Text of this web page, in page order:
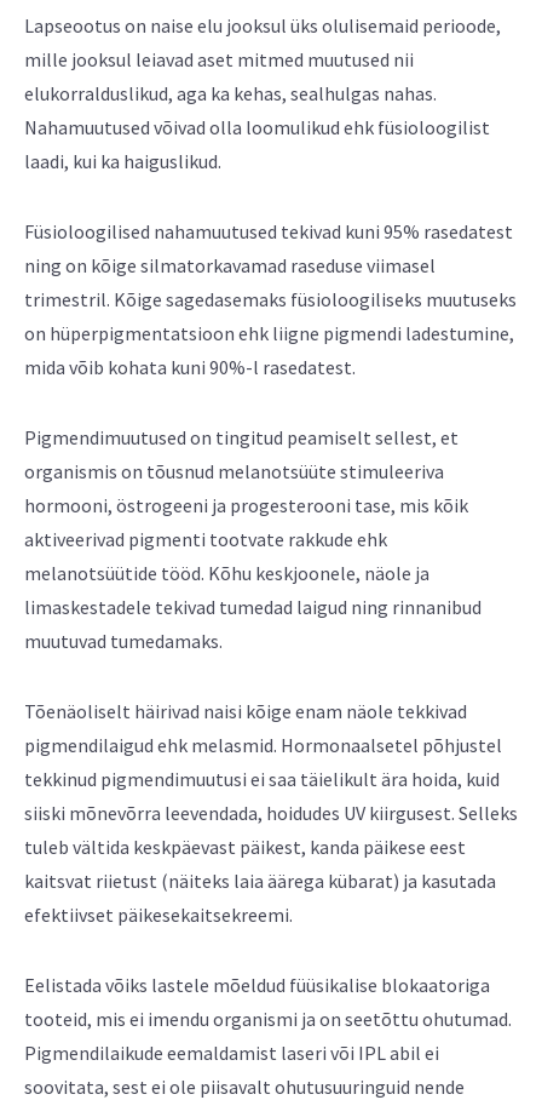
Lapseootus on naise elu jooksul üks olulisemaid perioode,
mille jooksul leiavad aset mitmed muutused nii
elukorralduslikud, aga ka kehas, sealhulgas nahas.
Nahamuutused võivad olla loomulikud ehk füsioloogilist
laadi, kui ka haiguslikud.
Füsioloogilised nahamuutused tekivad kuni 95% rasedatest
ning on kõige silmatorkavamad raseduse viimasel
trimestril. Kõige sagedasemaks füsioloogiliseks muutuseks
on hüperpigmentatsioon ehk liigne pigmendi ladestumine,
mida võib kohata kuni 90%-l rasedatest.
Pigmendimuutused on tingitud peamiselt sellest, et
organismis on tõusnud melanotsüüte stimuleeriva
hormooni, östrogeeni ja progesterooni tase, mis kõik
aktiveerivad pigmenti tootvate rakkude ehk
melanotsüütide tööd. Kõhu keskjoonele, näole ja
limaskestadele tekivad tumedad laigud ning rinnanibud
muutuvad tumedamaks.
Tõenäoliselt häirivad naisi kõige enam näole tekkivad
pigmendilaigud ehk melasmid. Hormonaalsetel põhjustel
tekkinud pigmendimuutusi ei saa täielikult ära hoida, kuid
siiski mõnevõrra leevendada, hoidudes UV kiirgusest. Selleks
tuleb vältida keskpäevast päikest, kanda päikese eest
kaitsvat riietust (näiteks laia äärega kübarat) ja kasutada
efektiivset päikesekaitsekreemi.
Eelistada võiks lastele mõeldud füüsikalise blokaatoriga
tooteid, mis ei imendu organismi ja on seetõttu ohutumad.
Pigmendilaikude eemaldamist laseri või IPL abil ei
soovitata, sest ei ole piisavalt ohutusuuringuid nende